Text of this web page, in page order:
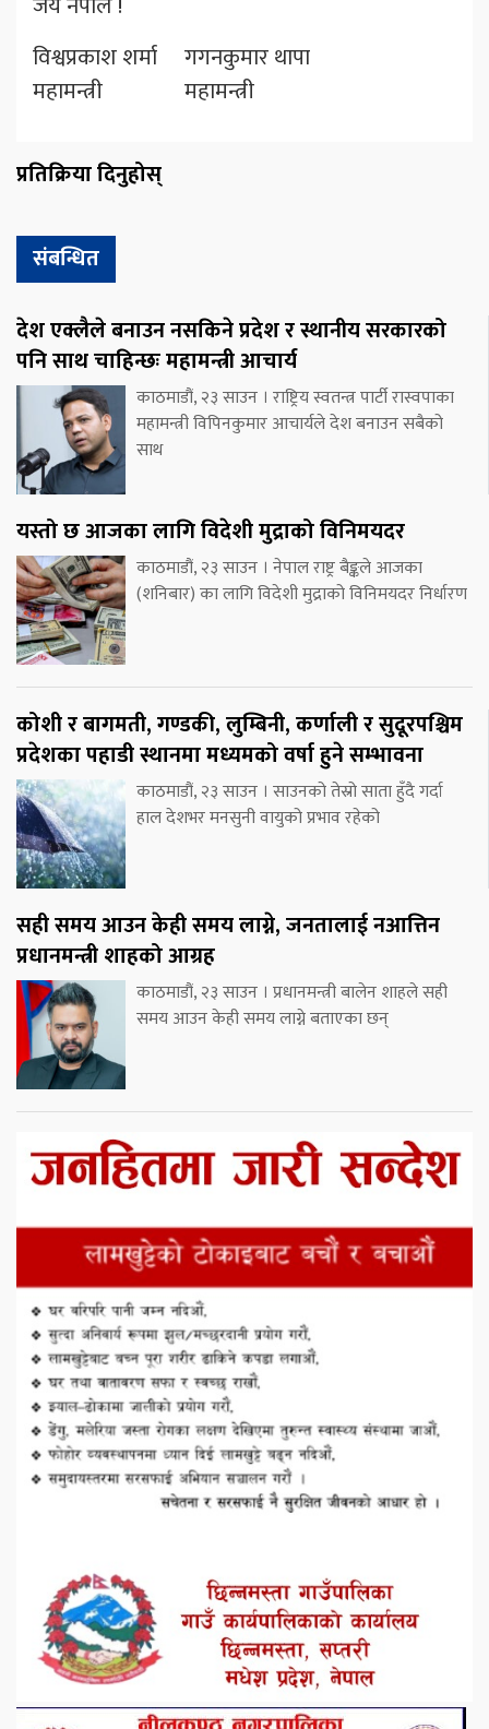
विश्वप्रकाश शर्मा गगनकुमार थापा
महामन्त्री महामन्त्री
प्रतिक्रिया दिनुहोस्
संबन्धित
देश एक्लैले बनाउन नसकिने प्रदेश र स्थानीय सरकारको
पनि साथ चाहिन्छः महामन्त्री आचार्य
काठमाडौं, २३ साउन । राष्ट्रिय स्वतन्त्र पार्टी रास्वपाका
महामन्त्री विपिनकुमार आचार्यले देश बनाउन सबैको
साथ
यस्तो छ आजका लागि विदेशी मुद्राको विनिमयदर
काठमाडौं, २३ साउन । नेपाल राष्ट्र बैङ्कले आजका
(शनिबार) का लागि विदेशी मुद्राको विनिमयदर निर्धारण
कोशी र बागमती, गण्डकी, लुम्बिनी, कर्णाली र सुदूरपश्चिम
प्रदेशका पहाडी स्थानमा मध्यमको वर्षा हुने सम्भावना
काठमाडौं, २३ साउन । साउनको तेस्रो साता हुँदै गर्दा
हाल देशभर मनसुनी वायुको प्रभाव रहेको
सही समय आउन केही समय लाग्ने, जनतालाई नआत्तिन
प्रधानमन्त्री शाहको आग्रह
काठमाडौं, २३ साउन । प्रधानमन्त्री बालेन शाहले सही
समय आउन केही समय लाग्ने बताएका छन्